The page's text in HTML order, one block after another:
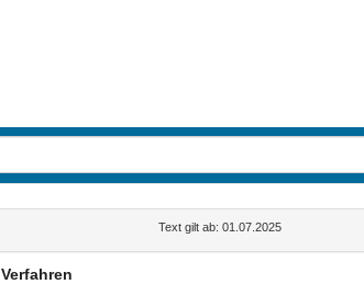
Text gilt ab: 01.07.2025
Verfahren